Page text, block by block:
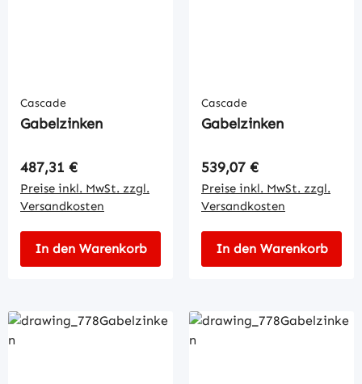
Cascade
Gabelzinken
Regulärer Preis:
487,31 €
Preise inkl. MwSt. zzgl.
Versandkosten
In den Warenkorb
Cascade
Gabelzinken
Regulärer Preis:
539,07 €
Preise inkl. MwSt. zzgl.
Versandkosten
In den Warenkorb